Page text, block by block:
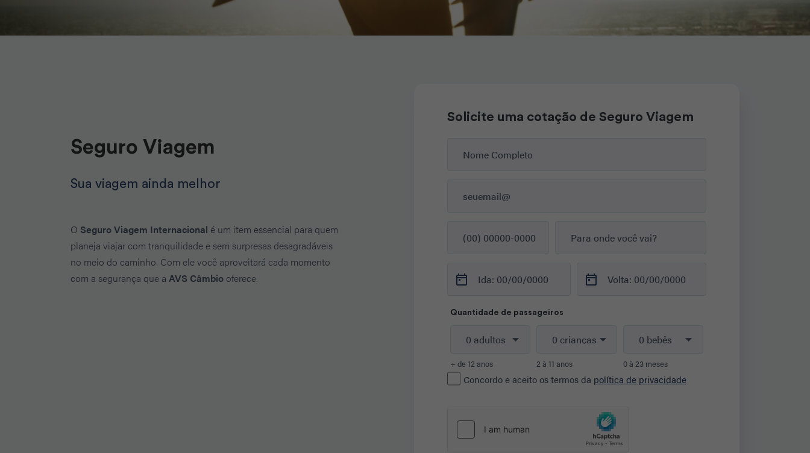
Seguro Viagem
Sua viagem ainda melhor
O Seguro Viagem Internacional é um item essencial para quem
planeja viajar com tranquilidade e sem surpresas desagradáveis
no meio do caminho. Com ele você aproveitará cada momento
com a segurança que a AVS Câmbio oferece.
Solicite uma cotação de Seguro Viagem
Quantidade de passageiros
+ de 12 anos 2 à 11 anos 0 à 23 meses
Concordo e aceito os termos da política de privacidade